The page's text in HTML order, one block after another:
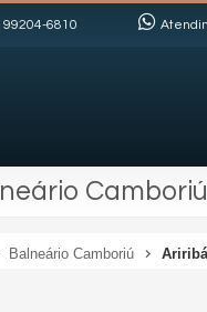
99204-6810
Balneário Camboriú Ariribá